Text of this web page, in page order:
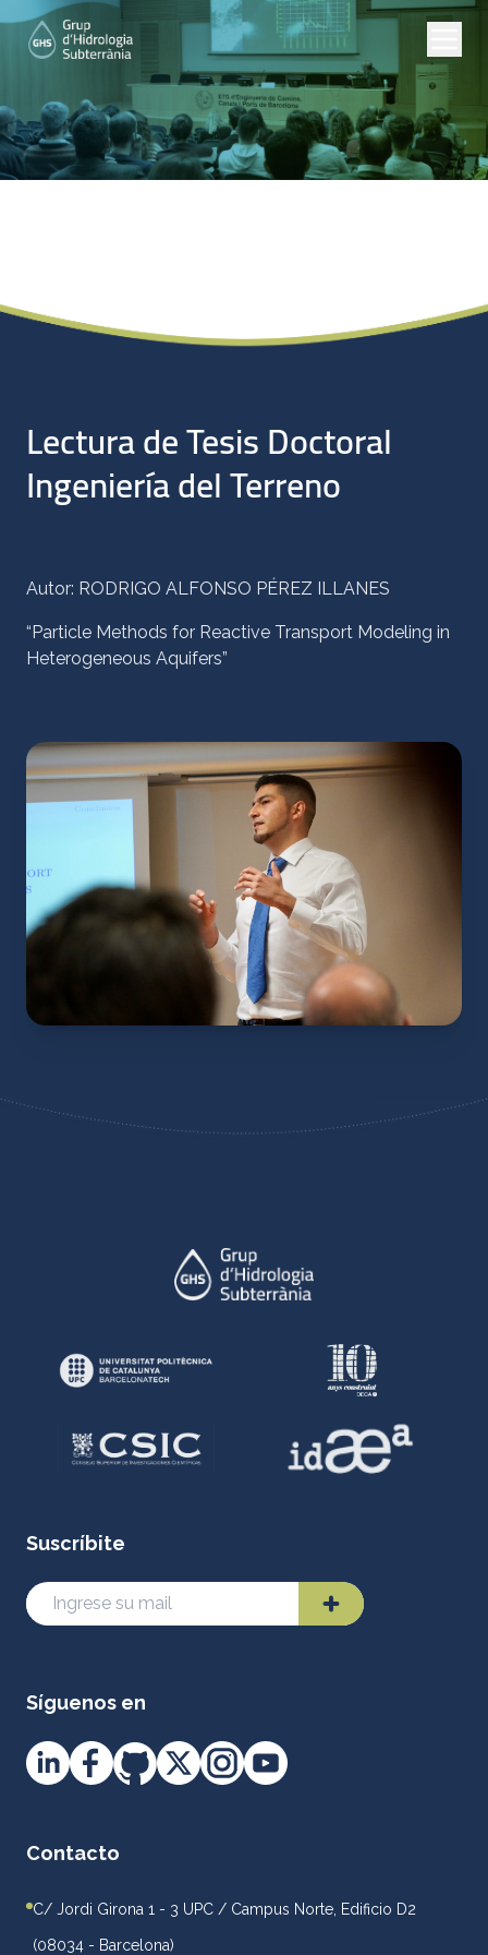
Lectura de Tesis Doctoral
Ingeniería del Terreno
Autor: RODRIGO ALFONSO PÉREZ ILLANES
“Particle Methods for Reactive Transport Modeling in
Heterogeneous Aquifers”
Suscríbite
Síguenos en
Contacto
C/ Jordi Girona 1 - 3 UPC / Campus Norte, Edificio D2
(08034 - Barcelona)